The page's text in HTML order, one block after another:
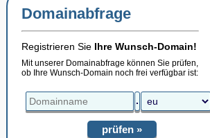
Domainabfrage
Registrieren Sie Ihre Wunsch-Domain!
Mit unserer Domainabfrage können Sie prüfen,
ob Ihre Wunsch-Domain noch frei verfügbar ist:
.
prüfen »